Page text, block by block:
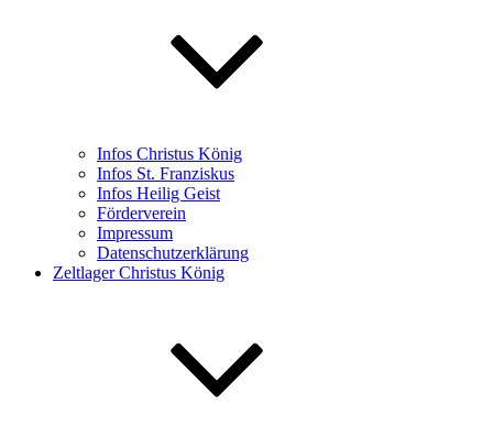
Infos Christus König
Infos St. Franziskus
Infos Heilig Geist
Förderverein
Impressum
Datenschutzerklärung
Zeltlager Christus König